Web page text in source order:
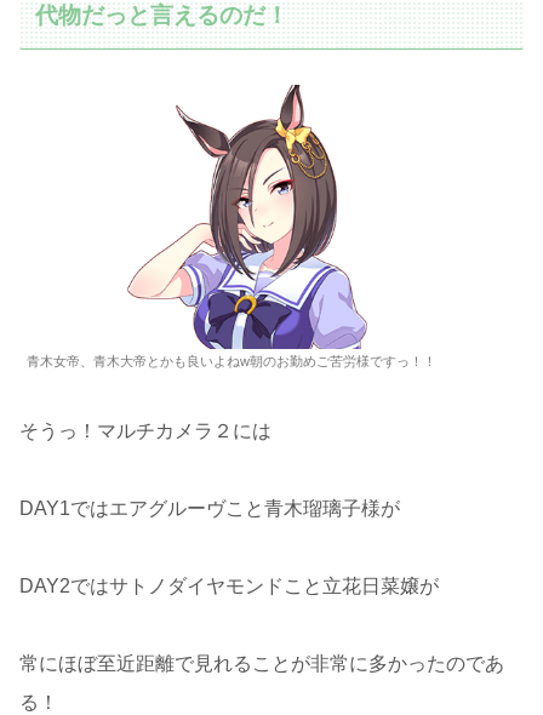
代物だっと言えるのだ！
青木女帝、青木大帝とかも良いよねw朝のお勤めご苦労様ですっ！！
そうっ！マルチカメラ２には
DAY1ではエアグルーヴこと青木瑠璃子様が
DAY2ではサトノダイヤモンドこと立花日菜嬢が
常にほぼ至近距離で見れることが非常に多かったのであ
る！